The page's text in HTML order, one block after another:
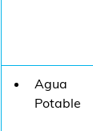
Agua
Potable